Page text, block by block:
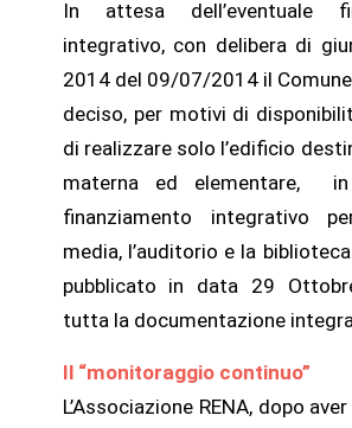
In attesa dell’eventuale
integrativo, con delibera di
2014 del 09/07/2014 il
deciso, per motivi di
di realizzare solo l’edificio
materna ed elementare,
finanziamento integrativo
media, l’auditorio e la
pubblicato in data 29
tutta la documentazione
Il “monitoraggio continuo”
L’Associazione RENA, dopo